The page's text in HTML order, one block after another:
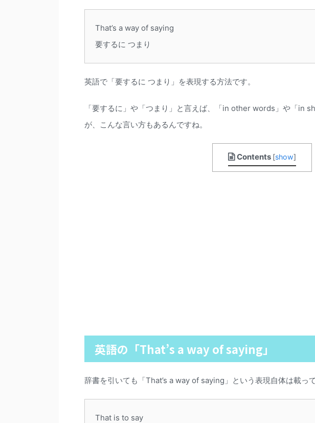
That’s a way of saying
要するに つまり
英語で「要するに つまり」を表現する方法です。
「要するに」や「つまり」と言えば、「in other words」や「in
が、こんな言い方もあるんですね。
Contents [show]
英語の「That’s a way of saying」
辞書を引いても「That’s a way of saying」という表現自体は載っ
That is to say